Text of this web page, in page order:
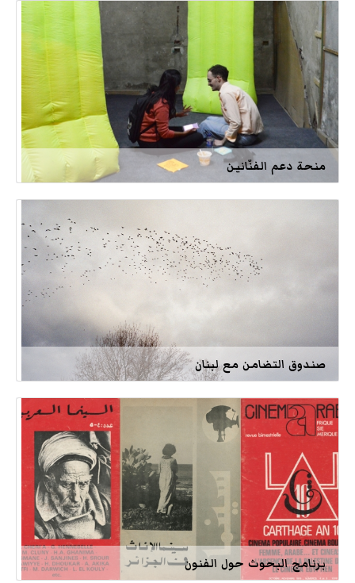
منحة دعم الفنّانين
صندوق التضامن مع لبنان
برنامج البحوث حول الفنون